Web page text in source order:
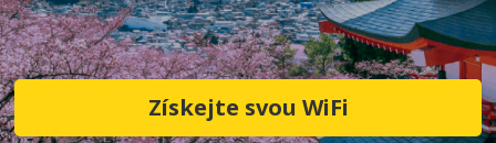
Získejte svou WiFi